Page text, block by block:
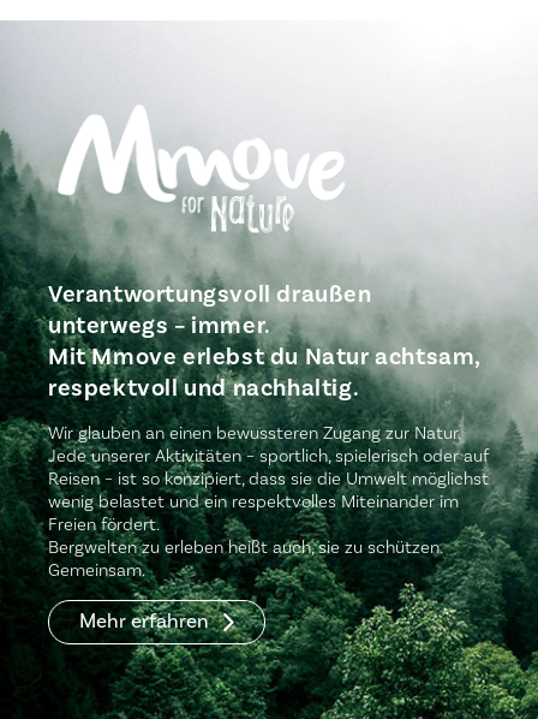
Verantwortungsvoll draußen
unterwegs – immer.
Mit Mmove erlebst du Natur achtsam,
respektvoll und nachhaltig.
Wir glauben an einen bewussteren Zugang zur Natur.
Jede unserer Aktivitäten – sportlich, spielerisch oder auf
Reisen – ist so konzipiert, dass sie die Umwelt möglichst
wenig belastet und ein respektvolles Miteinander im
Freien fördert.
Bergwelten zu erleben heißt auch, sie zu schützen.
Gemeinsam.
Mehr erfahren